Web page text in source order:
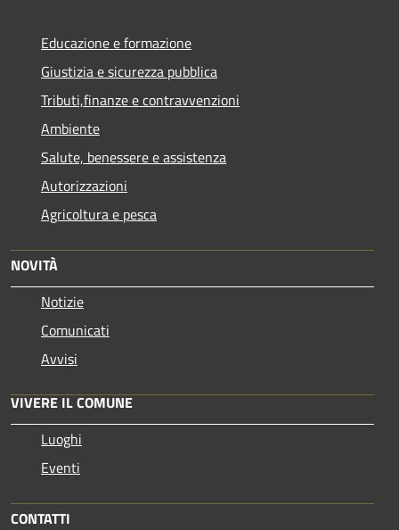
Educazione e formazione
Giustizia e sicurezza pubblica
Tributi,finanze e contravvenzioni
Ambiente
Salute, benessere e assistenza
Autorizzazioni
Agricoltura e pesca
NOVITÀ
Notizie
Comunicati
Avvisi
VIVERE IL COMUNE
Luoghi
Eventi
CONTATTI